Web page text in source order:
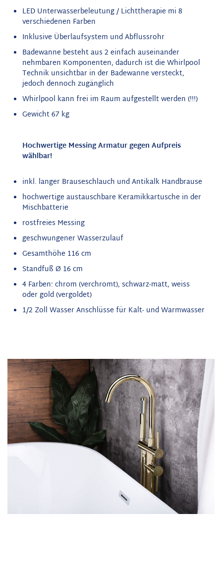
LED Unterwasserbeleutung / Lichttherapie mi 8
verschiedenen Farben
Inklusive Überlaufsystem und Abflussrohr
Badewanne besteht aus 2 einfach auseinander
nehmbaren Komponenten, dadurch ist die Whirlpool
Technik unsichtbar in der Badewanne versteckt,
jedoch dennoch zugänglich
Whirlpool kann frei im Raum aufgestellt werden (!!!)
Gewicht 67 kg
Hochwertige Messing Armatur gegen Aufpreis
wählbar!
inkl. langer Brauseschlauch und Antikalk Handbrause
hochwertige austauschbare Keramikkartusche in der
Mischbatterie
rostfreies Messing
geschwungener Wasserzulauf
Gesamthöhe 116 cm
Standfuß Ø 16 cm
4 Farben: chrom (verchromt), schwarz-matt, weiss
oder gold (vergoldet)
1/2 Zoll Wasser Anschlüsse für Kalt- und Warmwasser